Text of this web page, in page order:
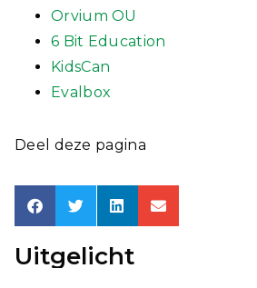
Orvium OU
6 Bit Education
KidsCan
Evalbox
Deel deze pagina
Uitgelicht